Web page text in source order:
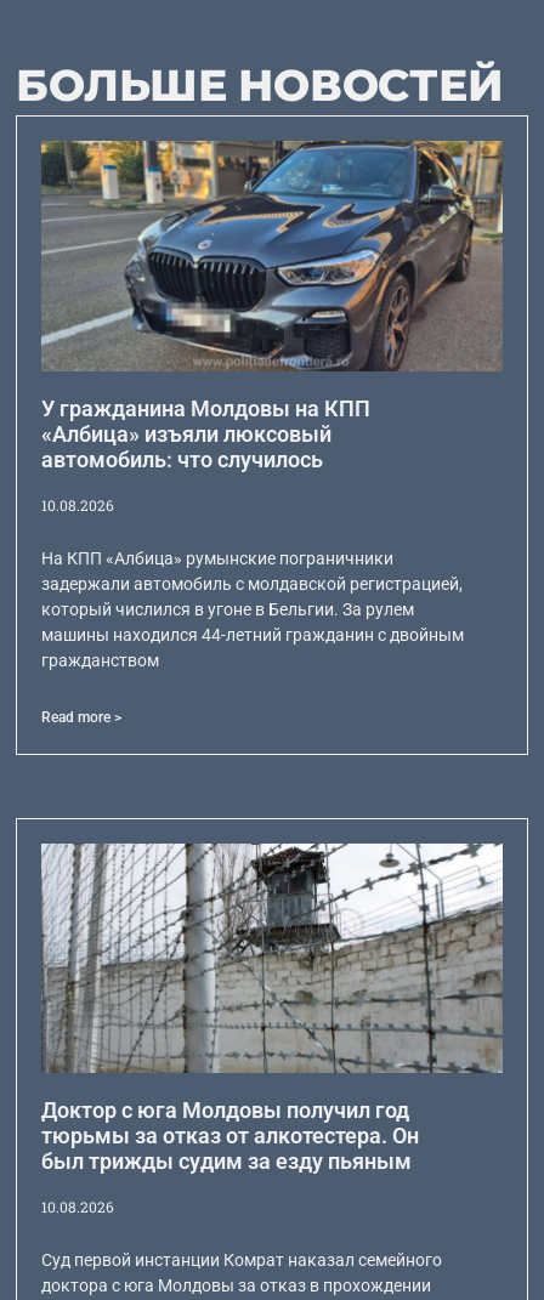
БОЛЬШЕ НОВОСТЕЙ
У гражданина Молдовы на КПП
«Албица» изъяли люксовый
автомобиль: что случилось
10.08.2026
На КПП «Албица» румынские пограничники
задержали автомобиль с молдавской регистрацией,
который числился в угоне в Бельгии. За рулем
машины находился 44-летний гражданин с двойным
гражданством
Read more >
Доктор с юга Молдовы получил год
тюрьмы за отказ от алкотестера. Он
был трижды судим за езду пьяным
10.08.2026
Суд первой инстанции Комрат наказал семейного
доктора с юга Молдовы за отказ в прохождении